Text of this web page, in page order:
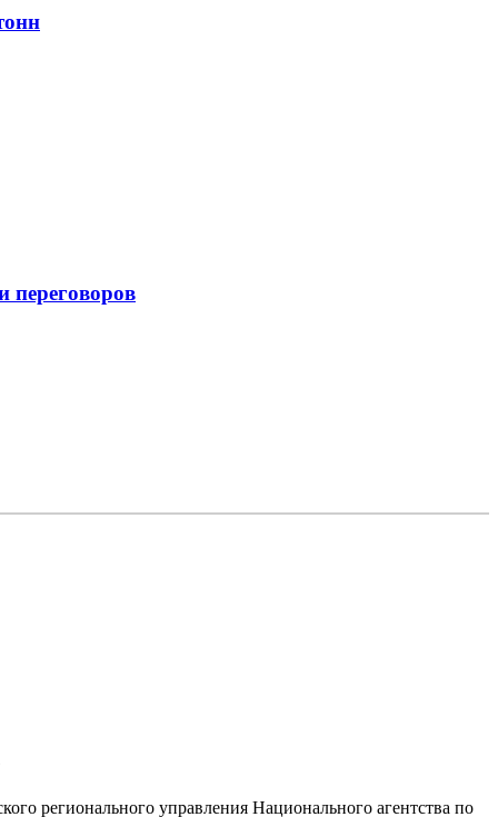
переговоров
регионального управления Национального агентства по